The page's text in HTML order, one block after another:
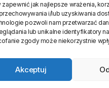
zapewnić jak najlepsze wrażenia,
i/lub uzyskiwania
pozwoli nam przetwarzać
lub unikalne identyfikatory
zgody może niekorzystnie
Akceptuj
j